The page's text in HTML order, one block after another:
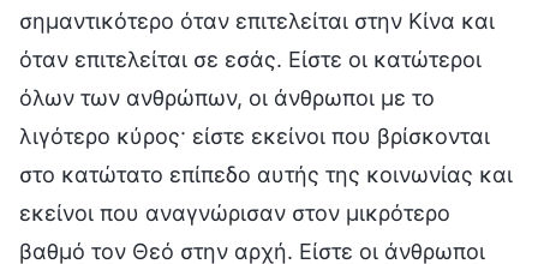
σημαντικότερο όταν επιτελείται στην Κίνα και
όταν επιτελείται σε εσάς. Είστε οι κατώτεροι
όλων των ανθρώπων, οι άνθρωποι με το
λιγότερο κύρος· είστε εκείνοι που βρίσκονται
στο κατώτατο επίπεδο αυτής της κοινωνίας και
εκείνοι που αναγνώρισαν στον μικρότερο
βαθμό τον Θεό στην αρχή. Είστε οι άνθρωποι